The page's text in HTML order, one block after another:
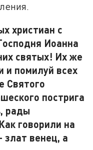
христиан с
Иоанна
святых! Их же
и помилуй всех
Святого
пострига
рады
говорили на
злат венец, а